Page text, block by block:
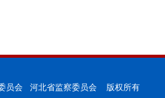
员会 河北省监察委员会 版权所有